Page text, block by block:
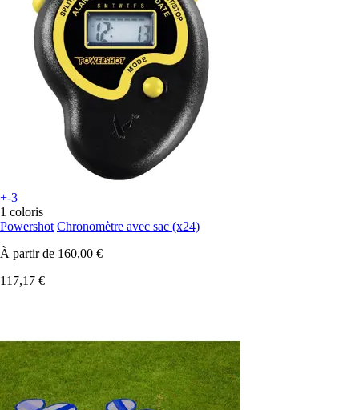
+-3
1 coloris
Powershot Chronomètre avec sac (x24)
À partir de 160,00 €
117,17 €